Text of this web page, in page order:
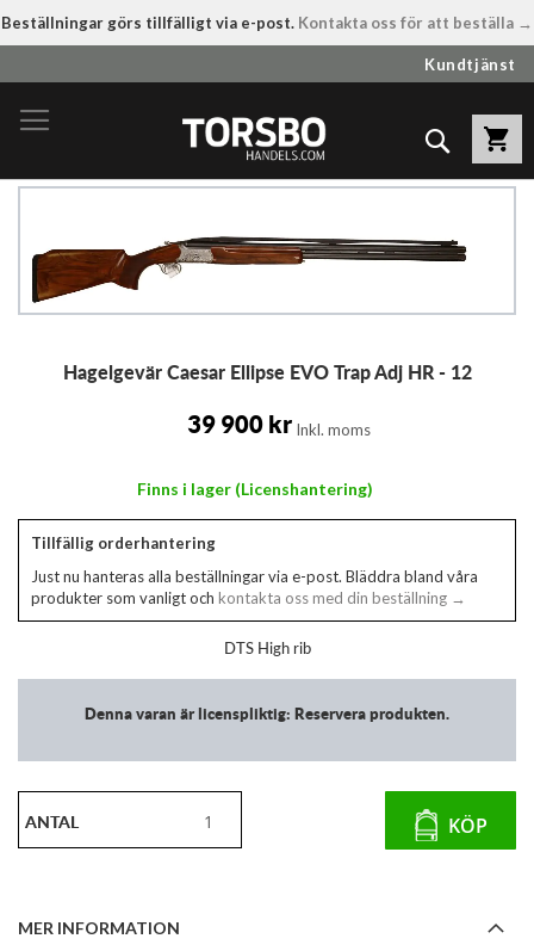
Beställningar görs tillfälligt via e-post. Kontakta oss för att beställa →
till
innehållet
Kundtjänst
Sök
av
bildgalleriet
Hagelgevär Caesar Ellipse EVO Trap Adj HR - 12
39 900 kr Inkl. moms
Finns i lager (Licenshantering)
Tillfällig orderhantering
Just nu hanteras alla beställningar via e-post. Bläddra bland våra
produkter som vanligt och kontakta oss med din beställning →
DTS High rib
Denna varan är licenspliktig: Reservera produkten.
ANTAL KÖP
MER INFORMATION